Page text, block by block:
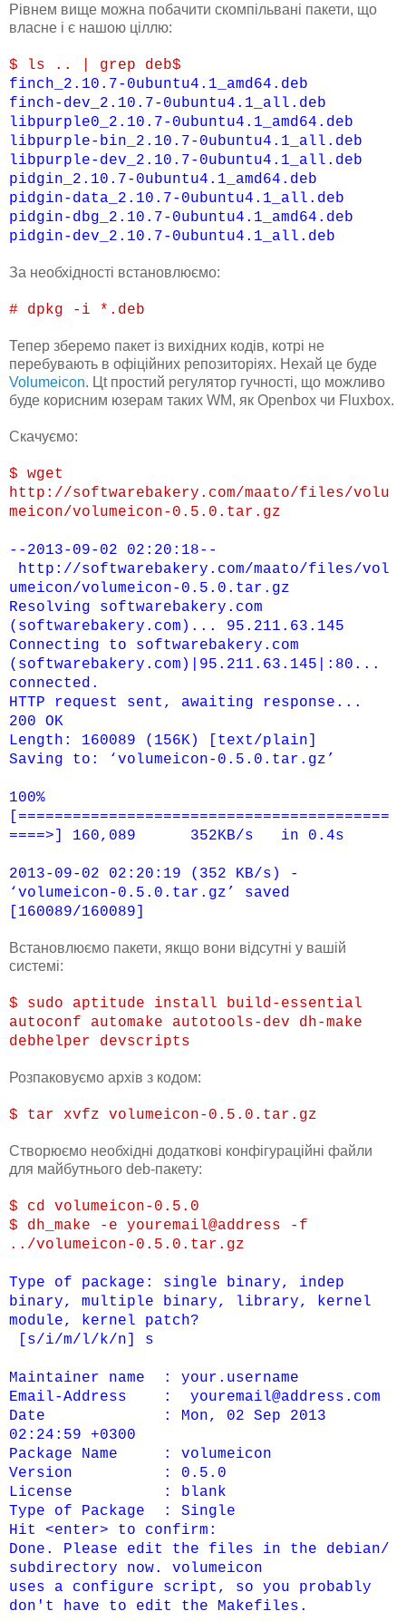
Рівнем вище можна побачити скомпільвані пакети, що
власне і є нашою ціллю:
$ ls .. | grep deb$
finch_2.10.7-0ubuntu4.1_amd64.deb
finch-dev_2.10.7-0ubuntu4.1_all.deb
libpurple0_2.10.7-0ubuntu4.1_amd64.deb
libpurple-bin_2.10.7-0ubuntu4.1_all.deb
libpurple-dev_2.10.7-0ubuntu4.1_all.deb
pidgin_2.10.7-0ubuntu4.1_amd64.deb
pidgin-data_2.10.7-0ubuntu4.1_all.deb
pidgin-dbg_2.10.7-0ubuntu4.1_amd64.deb
pidgin-dev_2.10.7-0ubuntu4.1_all.deb
За необхідності встановлюємо:
# dpkg -i *.deb
Тепер зберемо пакет із вихідних кодів, котрі не
перебувають в офіційних репозиторіях. Нехай це буде
Volumeicon. Цt простий регулятор гучності, що можливо
буде корисним юзерам таких WM, як Openbox чи Fluxbox.
Скачуємо:
$ wget
http://softwarebakery.com/maato/files/volu
meicon/volumeicon-0.5.0.tar.gz
--2013-09-02 02:20:18--
http://softwarebakery.com/maato/files/vol
umeicon/volumeicon-0.5.0.tar.gz
Resolving softwarebakery.com
(softwarebakery.com)... 95.211.63.145
Connecting to softwarebakery.com
(softwarebakery.com)|95.211.63.145|:80...
connected.
HTTP request sent, awaiting response...
200 OK
Length: 160089 (156K) [text/plain]
Saving to: ‘volumeicon-0.5.0.tar.gz’
100%
[=========================================
====>] 160,089 352KB/s in 0.4s
2013-09-02 02:20:19 (352 KB/s) -
‘volumeicon-0.5.0.tar.gz’ saved
[160089/160089]
Встановлюємо пакети, якщо вони відсутні у вашій
системі:
$ sudo aptitude install build-essential
autoconf automake autotools-dev dh-make
debhelper devscripts
Розпаковуємо архів з кодом:
$ tar xvfz volumeicon-0.5.0.tar.gz
Створюємо необхідні додаткові конфігураційні файли
для майбутнього deb-пакету:
$ cd volumeicon-0.5.0
$ dh_make -e youremail@address -f
../volumeicon-0.5.0.tar.gz
Type of package: single binary, indep
binary, multiple binary, library, kernel
module, kernel patch?
[s/i/m/l/k/n] s
Maintainer name : your.username
Email-Address : youremail@address.com
Date : Mon, 02 Sep 2013
02:24:59 +0300
Package Name : volumeicon
Version : 0.5.0
License : blank
Type of Package : Single
Hit <enter> to confirm:
Done. Please edit the files in the debian/
subdirectory now. volumeicon
uses a configure script, so you probably
don't have to edit the Makefiles.